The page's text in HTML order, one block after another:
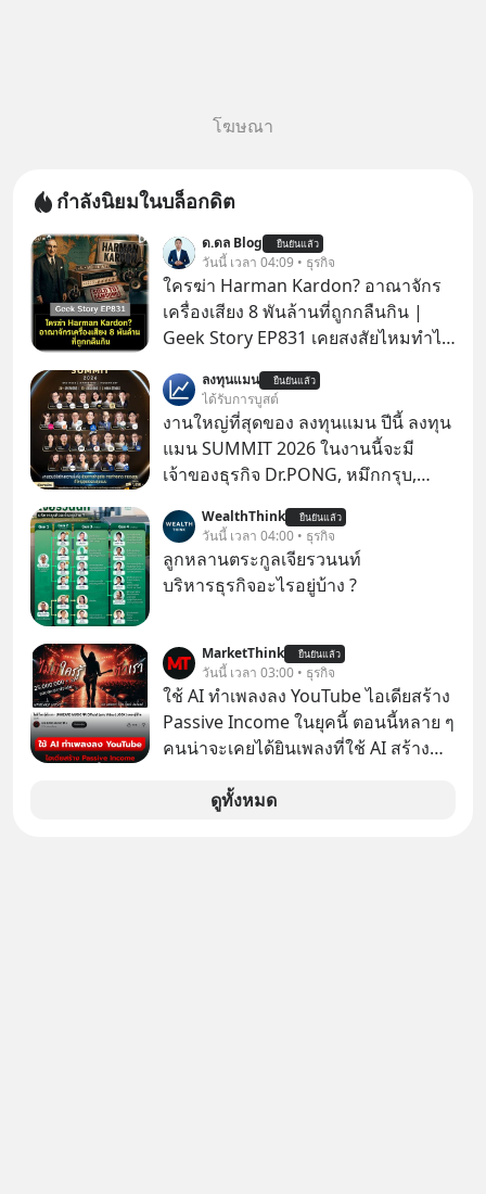
โฆษณา
กำลังนิยมในบล็อกดิต
ด.ดล Blog ยืนยันแล้ว
วันนี้ เวลา 04:09 • ธุรกิจ
ใครฆ่า Harman Kardon? อาณาจักร
เครื่องเสียง 8 พันล้านที่ถูกกลืนกิน |
Geek Story EP831 เคยสงสัยไหมทำไม
กล่องมือถือ? หรือลำโพง JBL ถึงวางขาย
เกลื่อนตามห้างทั่วไป? ทั้งที่จริง ๆ แล้ว
ชื่อเหล่านี้คือ “ตำนาน” ระดับเทพที่นัก
เล่นเครื่องเสียงยุคก่อนยอมจ่ายเงินหลัก
แสนเพื่อครอบครอง แต่เบื้องหลังความ
แมสนี้ มีโศกนาฏกรรมของโลกธุรกิจ
ซ่อนอยู่ อาณาจักรเครื่องเสียงที่ยิ่งใหญ่
ที่สุดบนโลก ถูกกว้านซื้อไปด้วยมูลค่า 8
พันล้านดอลลาร์โดย Samsung และสิ่ง
เกาหลีใต้ไม่ได้ซื้อเพราะหลงใหลใน
เสียงเพลง แต่ซื้อเพื่อเป็นทางลัดเอา
เทคโนโลยีไปใส่ในหน้าปัดรถยนต์
อัจฉริยะ จากจุดสูงสุดของศิลปะแห่ง
เสียงดนตรี ทำไมถึงจบลงด้วยการเป็น
บริษัทอื่น เลือกฟังกันได้เลยนะครับ อย่า
ลงทุนแมน ยืนยันแล้ว
ได้รับการบูสต์
งานใหญ่ที่สุดของ ลงทุนแมน ปีนี้ ลงทุน
แมน SUMMIT 2026 ในงานนี้จะมี
เจ้าของธุรกิจ Dr.PONG, หมึกกรุบ,
Fastwork, MizuMi, KARMART, อิชิตัน
มาแชร์ความรู้การสร้างธุรกิจ
WealthThink ยืนยันแล้ว
วันนี้ เวลา 04:00 • ธุรกิจ
ลูกหลานตระกูลเจียรวนนท์
บริหารธุรกิจอะไรอยู่บ้าง ?
MarketThink ยืนยันแล้ว
วันนี้ เวลา 03:00 • ธุรกิจ
ใช้ AI ทำเพลงลง YouTube ไอเดียสร้าง
Passive Income ในยุคนี้ ตอนนี้หลาย ๆ
คนน่าจะเคยได้ยินเพลงที่ใช้ AI สร้าง
รู้ตัวเรา” จากช่องชื่อว่า UNHEARD
ดูทั้งหมด